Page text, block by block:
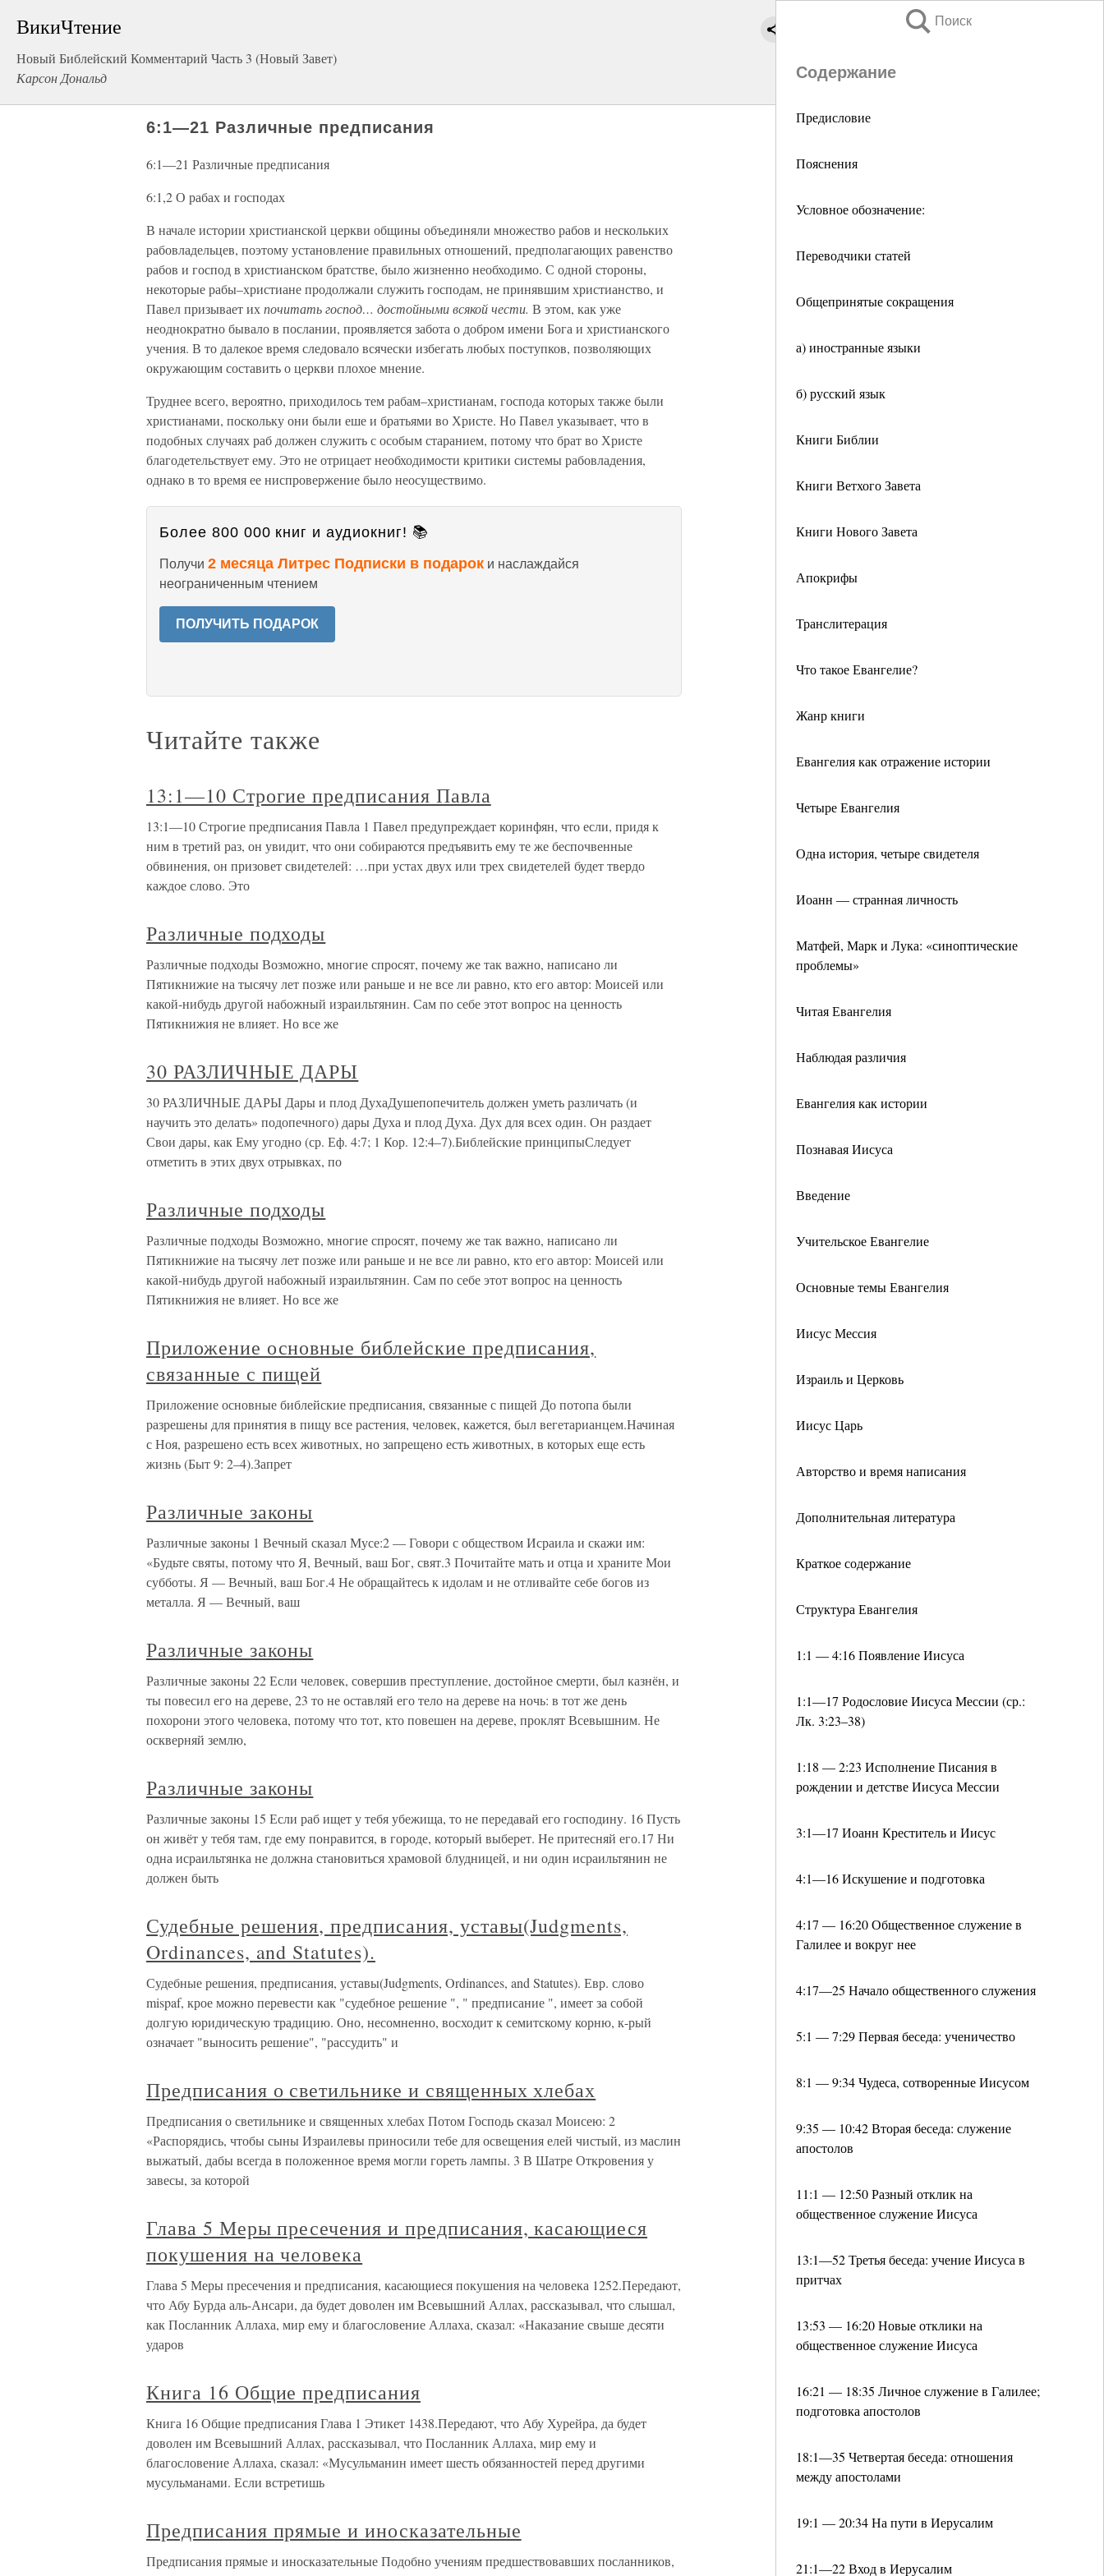
ВикиЧтение
Новый Библейский Комментарий Часть 3 (Новый Завет)
Карсон Дональд
Поиск
Содержание
Предисловие
Пояснения
Условное обозначение:
Переводчики статей
Общепринятые сокращения
а) иностранные языки
б) русский язык
Книги Библии
Книги Ветхого Завета
Книги Нового Завета
Апокрифы
Транслитерация
Что такое Евангелие?
Жанр книги
Евангелия как отражение истории
Четыре Евангелия
Одна история, четыре свидетеля
Иоанн — странная личность
Матфей, Марк и Лука: «синоптические
проблемы»
Читая Евангелия
Наблюдая различия
Евангелия как истории
Познавая Иисуса
Введение
Учительское Евангелие
Основные темы Евангелия
Иисус Мессия
Израиль и Церковь
Иисус Царь
Авторство и время написания
Дополнительная литература
Краткое содержание
Структура Евангелия
1:1 — 4:16 Появление Иисуса
1:1—17 Родословие Иисуса Мессии (ср.:
Лк. 3:23–38)
1:18 — 2:23 Исполнение Писания в
рождении и детстве Иисуса Мессии
3:1—17 Иоанн Креститель и Иисус
4:1—16 Искушение и подготовка
4:17 — 16:20 Общественное служение в
Галилее и вокруг нее
4:17—25 Начало общественного служения
5:1 — 7:29 Первая беседа: ученичество
8:1 — 9:34 Чудеса, сотворенные Иисусом
9:35 — 10:42 Вторая беседа: служение
апостолов
11:1 — 12:50 Разный отклик на
общественное служение Иисуса
13:1—52 Третья беседа: учение Иисуса в
притчах
13:53 — 16:20 Новые отклики на
общественное служение Иисуса
16:21 — 18:35 Личное служение в Галилее;
подготовка апостолов
18:1—35 Четвертая беседа: отношения
между апостолами
19:1 — 20:34 На пути в Иерусалим
21:1—22 Вход в Иерусалим
6:1—21 Различные предписания
6:1—21 Различные предписания
6:1,2 О рабах и господах
В начале истории христианской церкви общины объединяли множество рабов и нескольких
рабовладельцев, поэтому установление правильных отношений, предполагающих равенство
рабов и господ в христианском братстве, было жизненно необходимо. С одной стороны,
некоторые рабы–христиане продолжали служить господам, не принявшим христианство, и
Павел призывает ихпочитать господ… достойными всякой чести. В этом, как уже
неоднократно бывало в послании, проявляется забота о добром имени Бога и христианского
учения. В то далекое время следовало всячески избегать любых поступков, позволяющих
окружающим составить о церкви плохое мнение.
Труднее всего, вероятно, приходилось тем рабам–христианам, господа которых также были
христианами, поскольку они были еше и братьями во Христе. Но Павел указывает, что в
подобных случаях раб должен служить с особым старанием, потому что брат во Христе
благодетельствует ему. Это не отрицает необходимости критики системы рабовладения,
однако в то время ее ниспровержение было неосуществимо.
Более 800 000 книг и аудиокниг! 📚
Получи 2 месяца Литрес Подписки в подарок и наслаждайся
неограниченным чтением
ПОЛУЧИТЬ ПОДАРОК
Читайте также
13:1—10 Строгие предписания Павла
13:1—10 Строгие предписания Павла 1 Павел предупреждает коринфян, что если, придя к
ним в третий раз, он увидит, что они собираются предъявить ему те же беспочвенные
обвинения, он призовет свидетелей: …при устах двух или трех свидетелей будет твердо
каждое слово. Это
Различные подходы
Различные подходы Возможно, многие спросят, почему же так важно, написано ли
Пятикнижие на тысячу лет позже или раньше и не все ли равно, кто его автор: Моисей или
какой-нибудь другой набожный израильтянин. Сам по себе этот вопрос на ценность
Пятикнижия не влияет. Но все же
30 РАЗЛИЧНЫЕ ДАРЫ
30 РАЗЛИЧНЫЕ ДАРЫ Дары и плод ДухаДушепопечитель должен уметь различать (и
научить это делать» подопечного) дары Духа и плод Духа. Дух для всех один. Он раздает
Свои дары, как Ему угодно (ср. Еф. 4:7; 1 Кор. 12:4–7).Библейские принципыСледует
отметить в этих двух отрывках, по
Различные подходы
Различные подходы Возможно, многие спросят, почему же так важно, написано ли
Пятикнижие на тысячу лет позже или раньше и не все ли равно, кто его автор: Моисей или
какой-нибудь другой набожный израильтянин. Сам по себе этот вопрос на ценность
Пятикнижия не влияет. Но все же
Приложение основные библейские предписания,
связанные с пищей
Приложение основные библейские предписания, связанные с пищей До потопа были
разрешены для принятия в пищу все растения, человек, кажется, был вегетарианцем.Начиная
с Ноя, разрешено есть всех животных, но запрещено есть животных, в которых еще есть
жизнь (Быт 9: 2–4).Запрет
Различные законы
Различные законы 1 Вечный сказал Мусе:2 — Говори с обществом Исраила и скажи им:
«Будьте святы, потому что Я, Вечный, ваш Бог, свят.3 Почитайте мать и отца и храните Мои
субботы. Я — Вечный, ваш Бог.4 Не обращайтесь к идолам и не отливайте себе богов из
металла. Я — Вечный, ваш
Различные законы
Различные законы 22 Если человек, совершив преступление, достойное смерти, был казнён, и
ты повесил его на дереве, 23 то не оставляй его тело на дереве на ночь: в тот же день
похорони этого человека, потому что тот, кто повешен на дереве, проклят Всевышним. Не
оскверняй землю,
Различные законы
Различные законы 15 Если раб ищет у тебя убежища, то не передавай его господину. 16 Пусть
он живёт у тебя там, где ему понравится, в городе, который выберет. Не притесняй его.17 Ни
одна исраильтянка не должна становиться храмовой блудницей, и ни один исраильтянин не
должен быть
Судебные решения, предписания, уставы(Judgments,
Ordinances, and Statutes).
Судебные решения, предписания, уставы(Judgments, Ordinances, and Statutes). Евр. слово
mispaf, крое можно перевести как "судебное решение ", " предписание ", имеет за собой
долгую юридическую традицию. Оно, несомненно, восходит к семитскому корню, к-рый
означает "выносить решение", "рассудить" и
Предписания о светильнике и священных хлебах
Предписания о светильнике и священных хлебах Потом Господь сказал Моисею: 2
«Распорядись, чтобы сыны Израилевы приносили тебе для освещения елей чистый, из маслин
выжатый, дабы всегда в положенное время могли гореть лампы. 3 В Шатре Откровения у
завесы, за которой
Глава 5 Меры пресечения и предписания, касающиеся
покушения на человека
Глава 5 Меры пресечения и предписания, касающиеся покушения на человека 1252.Передают,
что Абу Бурда аль-Ансари, да будет доволен им Всевышний Аллах, рассказывал, что слышал,
как Посланник Аллаха, мир ему и благословение Аллаха, сказал: «Наказание свыше десяти
ударов
Книга 16 Общие предписания
Книга 16 Общие предписания Глава 1 Этикет 1438.Передают, что Абу Хурейра, да будет
доволен им Всевышний Аллах, рассказывал, что Посланник Аллаха, мир ему и
благословение Аллаха, сказал: «Мусульманин имеет шесть обязанностей перед другими
мусульманами. Если встретишь
Предписания прямые и иносказательные
Предписания прямые и иносказательные Подобно учениям предшествовавших посланников,